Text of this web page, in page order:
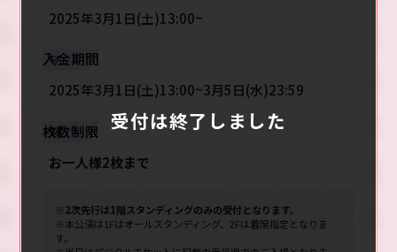
2025年3月1日(土)13:00~
入金期間
2025年3月1日(土)13:00~3月5日(水)23:59
枚数制限
お一人様2枚まで
※2次先行は1階スタンディングのみの受付となります。
※本公演は1Fはオールスタンディング、2Fは着席指定となりま
す。
受付は終了しました